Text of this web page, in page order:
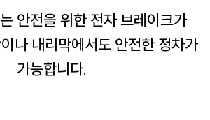
안전을 위한 전자 브레이크가
나 내리막에서도 안전한 정차가
가능합니다.